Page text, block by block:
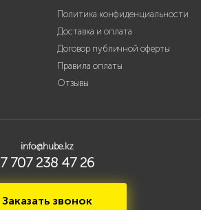
Политика конфиденциальности
Доставка и оплата
Договор публичной оферты
Правила оплаты
Отзывы
info@hube.kz
7 707 238 47 26
Заказать звонок